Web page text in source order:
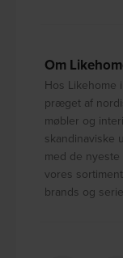
Om
Hos Likehome
præget af
møbler og
skandinaviske
med de
vores
brands og